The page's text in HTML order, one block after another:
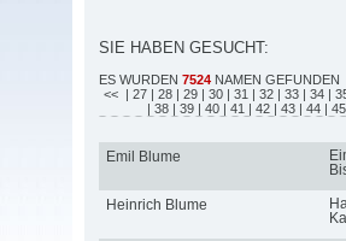
SIE HABEN GESUCHT:
ES WURDEN 7524 NAMEN GEFUNDEN
<< | 27 | 28 | 29 | 30 | 31 | 32 | 33 | 34 |
| 38 | 39 | 40 | 41 | 42 | 43 | 44 | 45
Emil Blume
Heinrich Blume